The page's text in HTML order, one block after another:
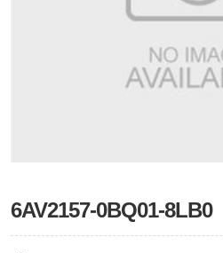
6AV2157-0BQ01-8LB0